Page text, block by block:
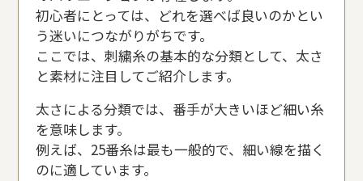
初心者にとっては、どれを選べば良いのかとい
う迷いにつながりがちです。
ここでは、刺繍糸の基本的な分類として、太さ
と素材に注目してご紹介します。
太さによる分類では、番手が大きいほど細い糸
を意味します。
例えば、25番糸は最も一般的で、細い線を描く
のに適しています。